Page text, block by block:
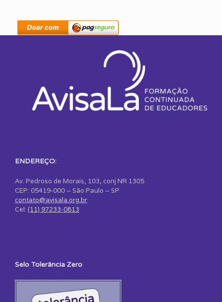
ENDEREÇO:
Av. Pedroso de Morais, 103, conj NR 1305
CEP: 05419-000 – São Paulo – SP
contato@avisala.org.br
Cel: (11) 97233-0813
Selo Tolerância Zero